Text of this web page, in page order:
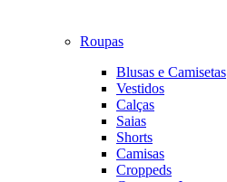
Roupas
Blusas e Camisetas
Vestidos
Calças
Saias
Shorts
Camisas
Croppeds